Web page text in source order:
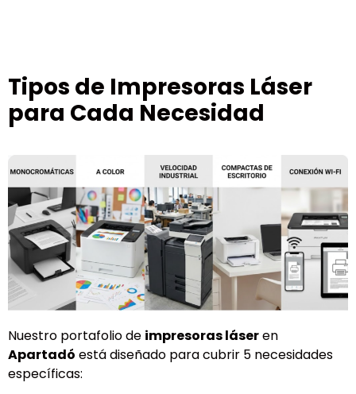
Tipos de Impresoras Láser
para Cada Necesidad
Nuestro portafolio de impresoras láseren
Apartadó está diseñado para cubrir 5 necesidades
específicas: